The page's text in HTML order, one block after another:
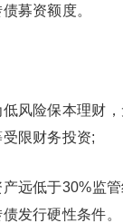
募资额度。
风险保本理财
限财务投资;
远低于30%监
发行硬性条件。